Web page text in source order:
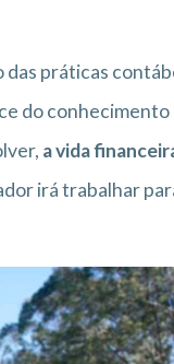
das práticas
do conhecimento
a vida
irá trabalhar